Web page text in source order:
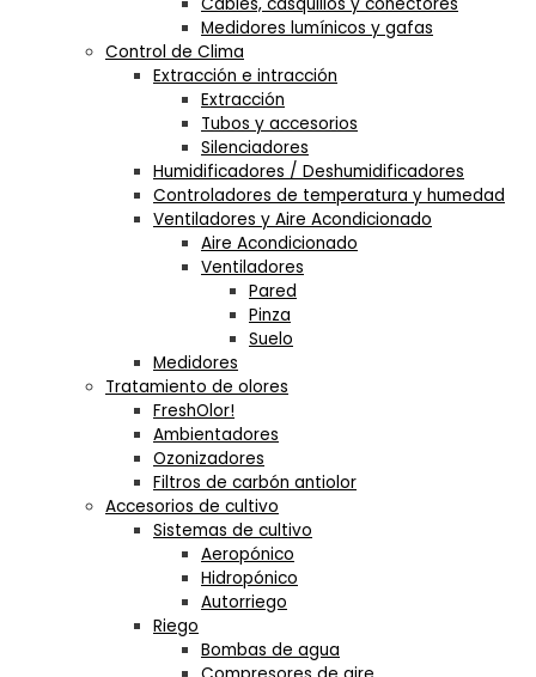
Medidores lumínicos y gafas
Control de Clima
Extracción e intracción
Extracción
Tubos y accesorios
Silenciadores
Humidificadores / Deshumidificadores
Controladores de temperatura y humedad
Ventiladores y Aire Acondicionado
Aire Acondicionado
Ventiladores
Pared
Pinza
Suelo
Medidores
Tratamiento de olores
FreshOlor!
Ambientadores
Ozonizadores
Filtros de carbón antiolor
Accesorios de cultivo
Sistemas de cultivo
Aeropónico
Hidropónico
Autorriego
Riego
Bombas de agua